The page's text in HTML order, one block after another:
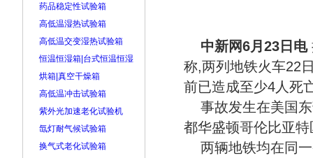
药品稳定性试验箱
高低温湿热试验箱
高低温交变湿热试验箱
恒温恒湿箱|台式恒温恒湿
烘箱|真空干燥箱
高低温冲击试验箱
紫外光加速老化试验机
氙灯耐气候试验箱
换气式老化试验箱
中新网6月23日电
称,两列地铁火车22
前已造成至少4人死
事故发生在美国
都华盛顿哥伦比亚
两辆地铁均在同